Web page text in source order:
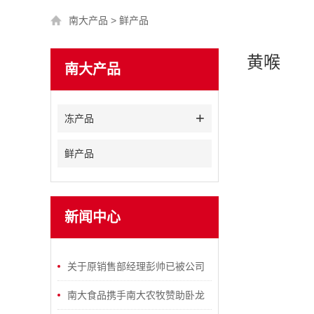
南大产品 > 鲜产品
南大产品
冻产品
鲜产品
新闻中心
关于原销售部经理彭帅已被公司
除名的公告
南大食品携手南大农牧赞助卧龙
黄喉